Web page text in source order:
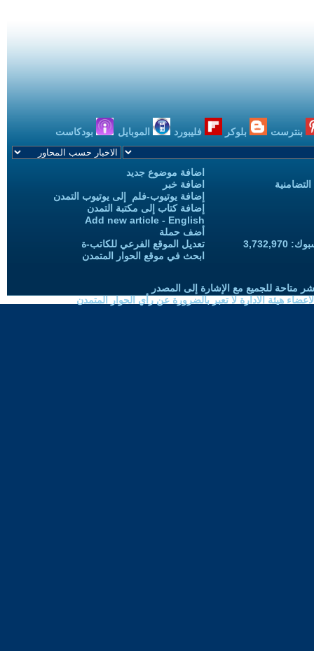
بنترست بلوكر فليبورد الموبايل بودكاست
اضافة موضوع جديد
اضافة خبر
إضافة يوتيوب-فلم إلى يوتيوب التمدن
إضافة كتاب إلى مكتبة التمدن
Add new article - English
أضف حملة
تعديل الموقع الفرعي للكاتب-ة
ابحث في موقع الحوار المتمدن
متاحة للجميع مع الإشارة إلى المصدر
هيئة الادارة لا تعبر بالضرورة عن رأي الحوار المتمدن